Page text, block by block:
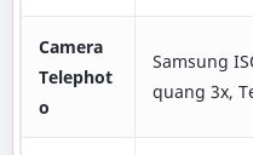
Camera
Telephot
o
Samsung
quang 3x,